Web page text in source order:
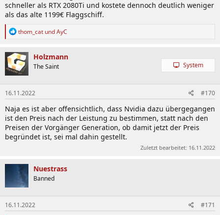
schneller als RTX 2080Ti und kostete dennoch deutlich weniger
als das alte 1199€ Flaggschiff.
R
k
t
i
o
n
e
n
:
thom_cat undAyC
Holzmann
The Saint System
16.11.2022 #170
Naja es ist aber offensichtlich, dass Nvidia dazu übergegangen
ist den Preis nach der Leistung zu bestimmen, statt nach den
Preisen der Vorgänger Generation, ob damit jetzt der Preis
begründet ist, sei mal dahin gestellt.
Zuletzt bearbeitet: 16.11.2022
Nuestrass
Banned
16.11.2022 #171